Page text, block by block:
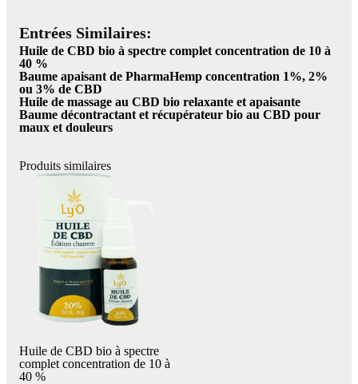
Entrées Similaires:
Huile de CBD bio à spectre complet concentration de 10 à
40 %
Baume apaisant de PharmaHemp concentration 1%, 2%
ou 3% de CBD
Huile de massage au CBD bio relaxante et apaisante
Baume décontractant et récupérateur bio au CBD pour
maux et douleurs
Produits similaires
Huile de CBD bio à spectre
complet concentration de 10 à
40 %